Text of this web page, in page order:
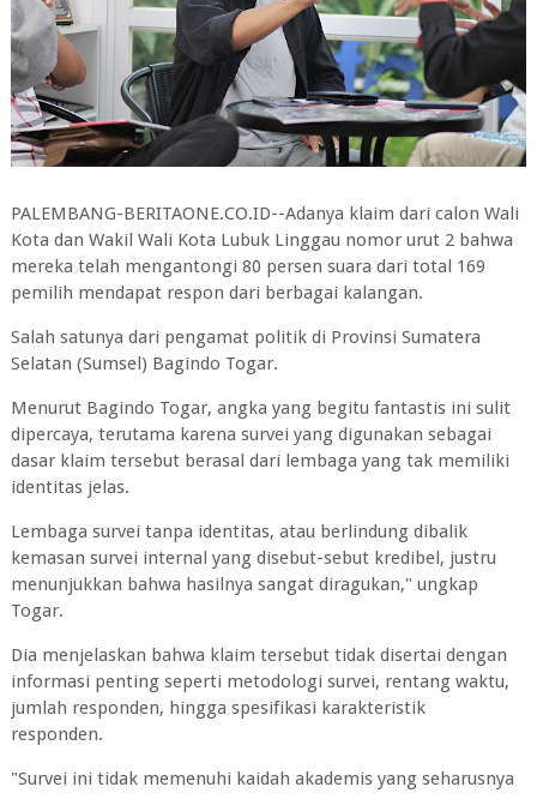
PALEMBANG-BERITAONE.CO.ID--Adanya klaim dari calon Wali
Kota dan Wakil Wali Kota Lubuk Linggau nomor urut 2 bahwa
mereka telah mengantongi 80 persen suara dari total 169
pemilih mendapat respon dari berbagai kalangan.
Salah satunya dari pengamat politik di Provinsi Sumatera
Selatan (Sumsel) Bagindo Togar.
Menurut Bagindo Togar, angka yang begitu fantastis ini sulit
dipercaya, terutama karena survei yang digunakan sebagai
dasar klaim tersebut berasal dari lembaga yang tak memiliki
identitas jelas.
Lembaga survei tanpa identitas, atau berlindung dibalik
kemasan survei internal yang disebut-sebut kredibel, justru
menunjukkan bahwa hasilnya sangat diragukan," ungkap
Togar.
Dia menjelaskan bahwa klaim tersebut tidak disertai dengan
informasi penting seperti metodologi survei, rentang waktu,
jumlah responden, hingga spesifikasi karakteristik
responden.
"Survei ini tidak memenuhi kaidah akademis yang seharusnya